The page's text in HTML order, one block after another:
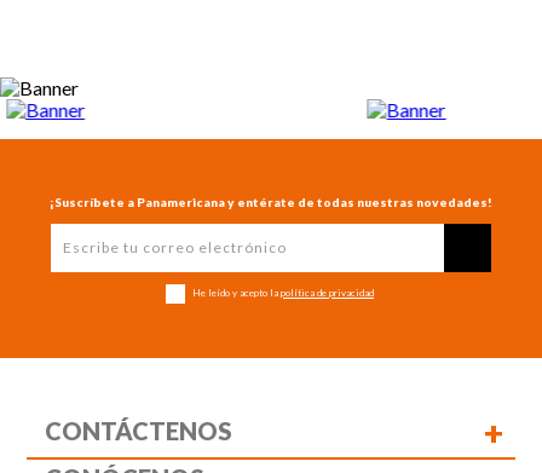
¡Suscríbete a Panamericana y entérate de todas nuestras novedades!
He leído y acepto la política de privacidad
CONTÁCTENOS +